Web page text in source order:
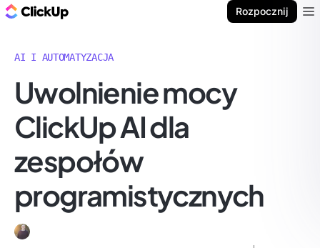
Rozpocznij
AI I AUTOMATYZACJA
Uwolnienie mocy
ClickUp AI dla
zespołów
programistycznych